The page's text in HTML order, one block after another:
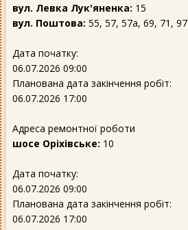
вул. Левка Лук'яненка: 15
вул. Поштова: 55, 57, 57а, 69, 71, 97
Дата початку:
06.07.2026 09:00
Планована дата закінчення робіт:
06.07.2026 17:00
Адреса ремонтної роботи
шосе Оріхівське: 10
Дата початку:
06.07.2026 09:00
Планована дата закінчення робіт:
06.07.2026 17:00